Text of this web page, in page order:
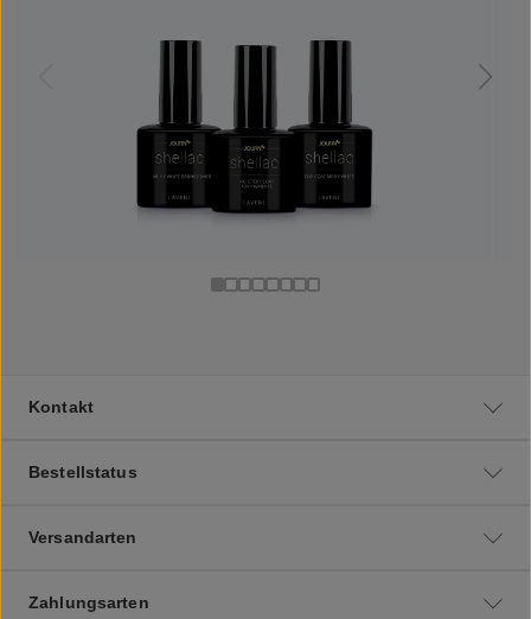
Kontakt
Bestellstatus
Versandarten
Zahlungsarten